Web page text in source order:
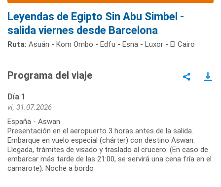
Leyendas de Egipto Sin Abu Simbel -
salida viernes desde Barcelona
Ruta: Asuán - Kom Ombo - Edfu - Esna - Luxor - El Cairo
Programa del viaje
Día 1
vi, 31.07.2026
España - Aswan
Presentación en el aeropuerto 3 horas antes de la salida.
Embarque en vuelo especial (chárter) con destino Aswan.
Llegada, trámites de visado y traslado al crucero. (En caso de
embarcar más tarde de las 21:00, se servirá una cena fría en el
camarote). Noche a bordo